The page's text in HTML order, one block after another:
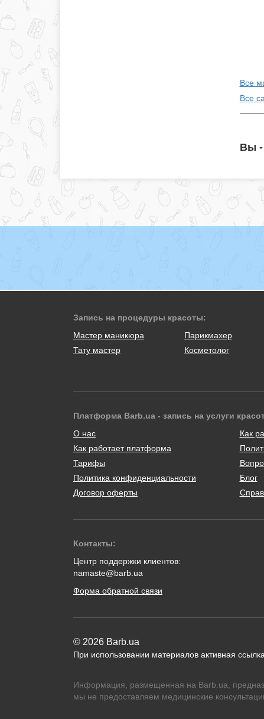
Все
Все
Вы -
Запись на процедуры красоты:
Мастер маникюра
Парикмахер
Тату мастер
Косметолог
Платформа Barb.ua - запись на услуги
О нас
Как работает платформа
Тарифы
Политика конфиденциальности
Договор оферты
Как
Блог
Контакты:
Центр поддержки клиентов:
namaste@barb.ua
Форма обратной связи
© 2026 Barb.ua
При использовании материалов активная
Информация, размещенная на Barb.ua,
мы не предоставляем медицинские